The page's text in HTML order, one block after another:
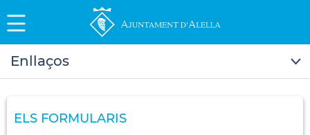
Enllaços
ELS FORMULARIS